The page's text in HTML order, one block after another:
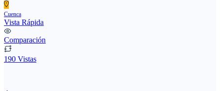
Cuenca
Vista Rápida
Comparación
190 Vistas